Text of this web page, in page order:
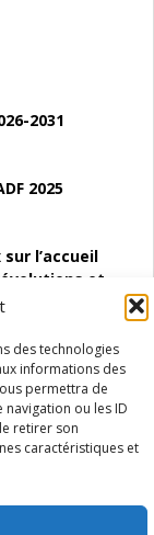
des technologies
informations des
permettra de
ou les ID
retirer son
caractéristiques et
2031
2025
l’accueil
et
(SAACE)